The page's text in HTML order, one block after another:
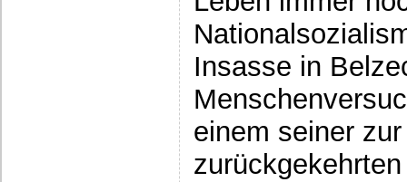
Insasse in
einem seiner zur
zurückgekehrten